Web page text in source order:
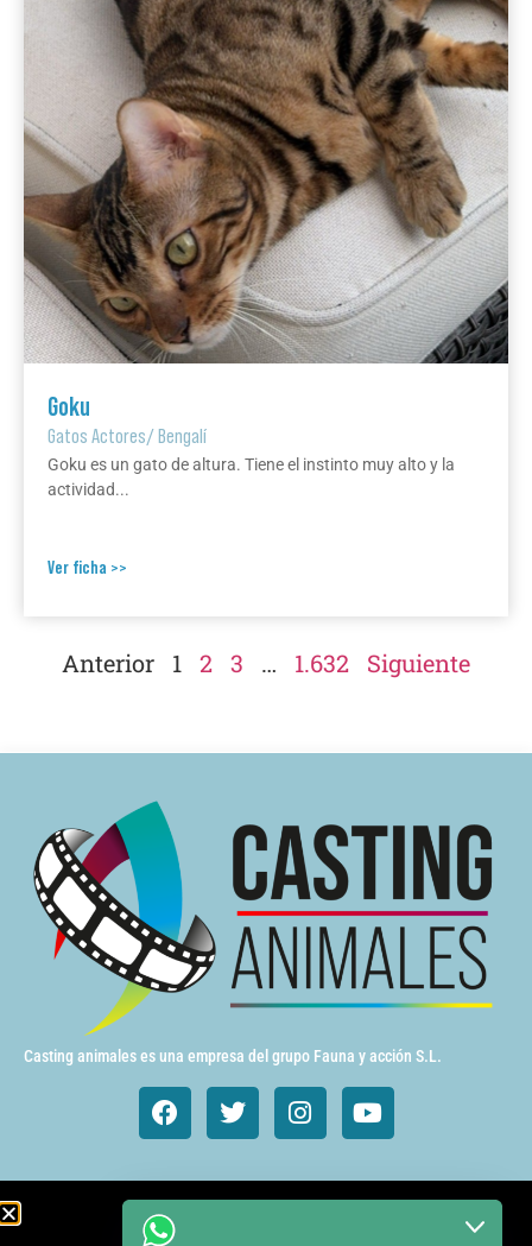
Goku
Gatos Actores/Bengalí
Goku es un gato de altura. Tiene el instinto muy alto y la
actividad...
Ver ficha >>
Anterior 1 2 3 … 1.632 Siguiente
Casting animales es una empresa del grupo Fauna y acción S.L.
Animales de cine y TV